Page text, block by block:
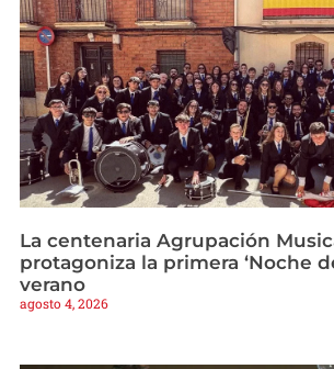
La centenaria Agrupación
protagoniza la primera ‘Noche
verano
agosto 4, 2026